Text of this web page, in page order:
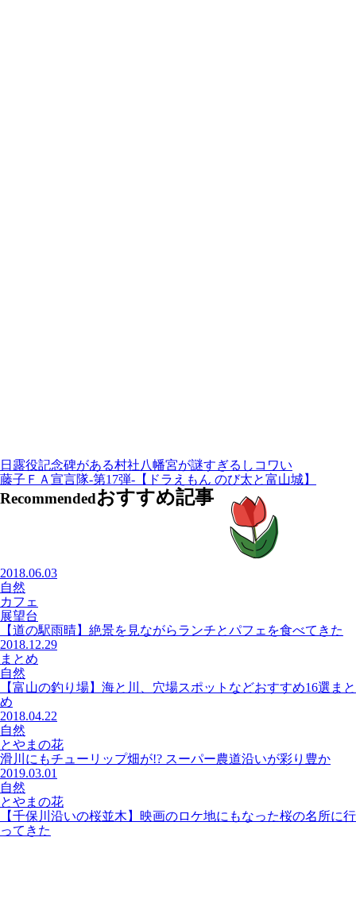
日露役記念碑がある村社八幡宮が謎すぎるしコワい
藤子ＦＡ宣言隊-第17弾-【ドラえもん のび太と富山城】
Recommendedおすすめ記事
2018.06.03
自然
カフェ
展望台
【道の駅雨晴】絶景を見ながらランチとパフェを食べてきた
2018.12.29
まとめ
自然
【富山の釣り場】海と川、穴場スポットなどおすすめ16選まと
め
2018.04.22
自然
とやまの花
滑川にもチューリップ畑が!? スーパー農道沿いが彩り豊か
2019.03.01
自然
とやまの花
【千保川沿いの桜並木】映画のロケ地にもなった桜の名所に行
ってきた